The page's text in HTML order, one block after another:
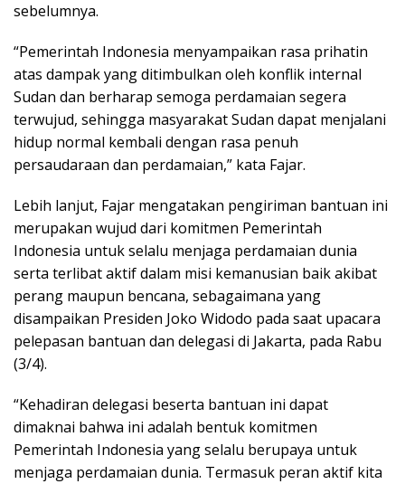
sebelumnya.
“Pemerintah Indonesia menyampaikan rasa prihatin
atas dampak yang ditimbulkan oleh konflik internal
Sudan dan berharap semoga perdamaian segera
terwujud, sehingga masyarakat Sudan dapat menjalani
hidup normal kembali dengan rasa penuh
persaudaraan dan perdamaian,” kata Fajar.
Lebih lanjut, Fajar mengatakan pengiriman bantuan ini
merupakan wujud dari komitmen Pemerintah
Indonesia untuk selalu menjaga perdamaian dunia
serta terlibat aktif dalam misi kemanusian baik akibat
perang maupun bencana, sebagaimana yang
disampaikan Presiden Joko Widodo pada saat upacara
pelepasan bantuan dan delegasi di Jakarta, pada Rabu
(3/4).
“Kehadiran delegasi beserta bantuan ini dapat
dimaknai bahwa ini adalah bentuk komitmen
Pemerintah Indonesia yang selalu berupaya untuk
menjaga perdamaian dunia. Termasuk peran aktif kita